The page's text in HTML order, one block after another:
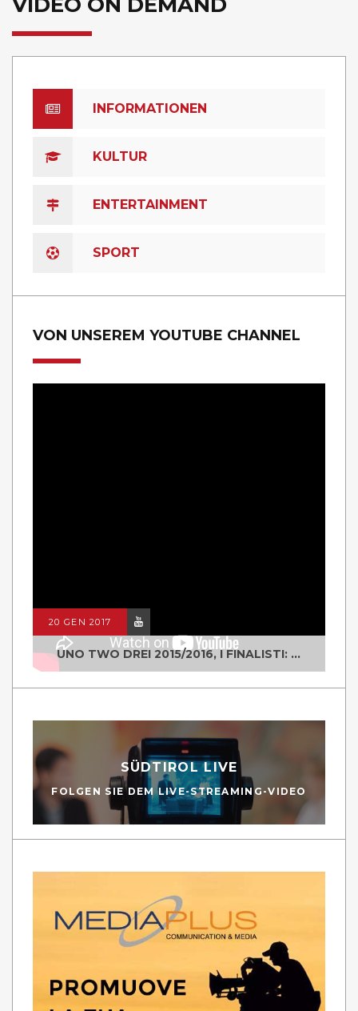
INFORMATIONEN
KULTUR
ENTERTAINMENT
SPORT
VON UNSEREM YOUTUBE CHANNEL
20 GEN 2017
UNO TWO DREI 2015/2016, I FINALISTI: CLASSE IV ALS ISTITUTO "DEGASPERI" BORGO VALSUGANA
SÜDTIROL LIVE
FOLGEN SIE DEM LIVE-STREAMING-VIDEO